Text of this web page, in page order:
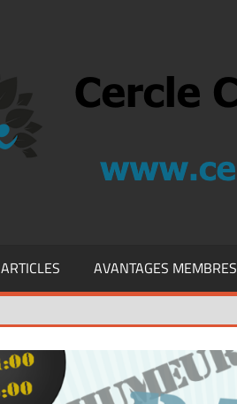
ARTICLES AVANTAGES MEMBRES